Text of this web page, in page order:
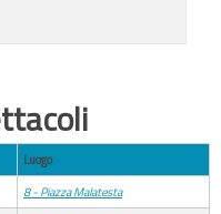
Luogo
8 - Piazza Malatesta